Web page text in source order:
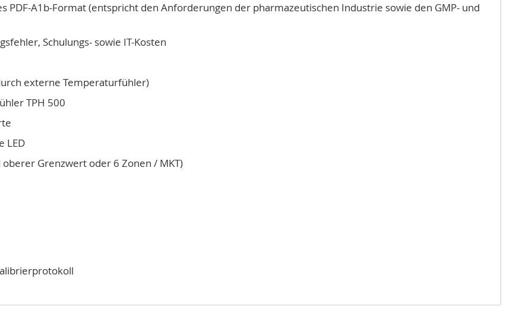
PDF-A1b-Format (entspricht den Anforderungen der pharmazeutischen Industrie sowie den GMP- und
Schulungs- sowie IT-Kosten
externe Temperaturfühler)
TPH 500
LED
Grenzwert oder 6 Zonen / MKT)